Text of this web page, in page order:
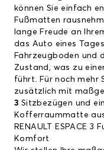
können Sie einfach
Fußmatten
lange Freude an
das Auto eines
Fahrzeugboden und
Zustand, was zu
führt. Für noch mehr
zusätzlich mit
3 Sitzbezügen und
Kofferraummatte
RENAULT ESPACE
Komfort